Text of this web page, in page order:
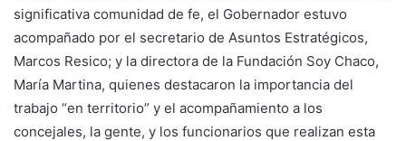
significativa comunidad de fe, el Gobernador estuvo
acompañado por el secretario de Asuntos Estratégicos,
Marcos Resico; y la directora de la Fundación Soy Chaco,
María Martina, quienes destacaron la importancia del
trabajo “en territorio” y el acompañamiento a los
concejales, la gente, y los funcionarios que realizan esta